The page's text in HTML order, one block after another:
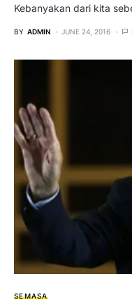
Kebanyakan dari kita
BY ADMIN JUNE 24, 2016
SEMASA